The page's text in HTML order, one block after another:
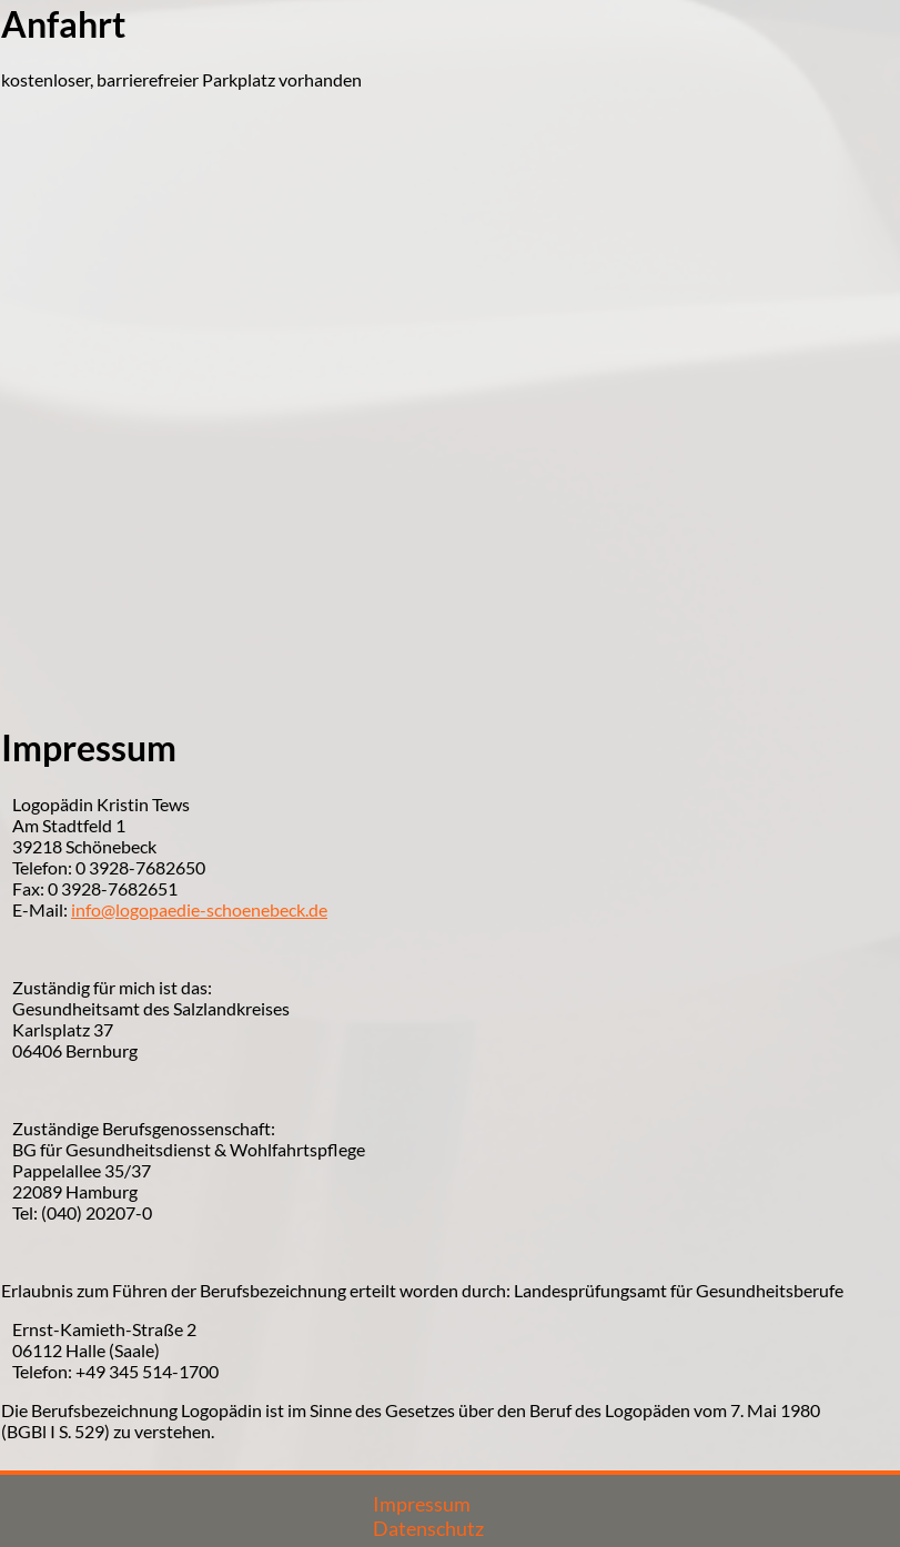
Anfahrt
kostenloser, barrierefreier Parkplatz vorhanden
Impressum
Logopädin Kristin Tews
Am Stadtfeld 1
39218 Schönebeck
Telefon: 0 3928-7682650
Fax: 0 3928-7682651
E-Mail: info@logopaedie-schoenebeck.de
Zuständig für mich ist das:
Gesundheitsamt des Salzlandkreises
Karlsplatz 37
06406 Bernburg
Zuständige Berufsgenossenschaft:
BG für Gesundheitsdienst & Wohlfahrtspflege
Pappelallee 35/37
22089 Hamburg
Tel: (040) 20207-0
Erlaubnis zum Führen der Berufsbezeichnung erteilt worden durch: Landesprüfungsamt für Gesundheitsberufe
Ernst-Kamieth-Straße 2
06112 Halle (Saale)
Telefon: +49 345 514-1700
Die Berufsbezeichnung Logopädin ist im Sinne des Gesetzes über den Beruf des Logopäden vom 7. Mai 1980
(BGBl I S. 529) zu verstehen.
Impressum
Datenschutz